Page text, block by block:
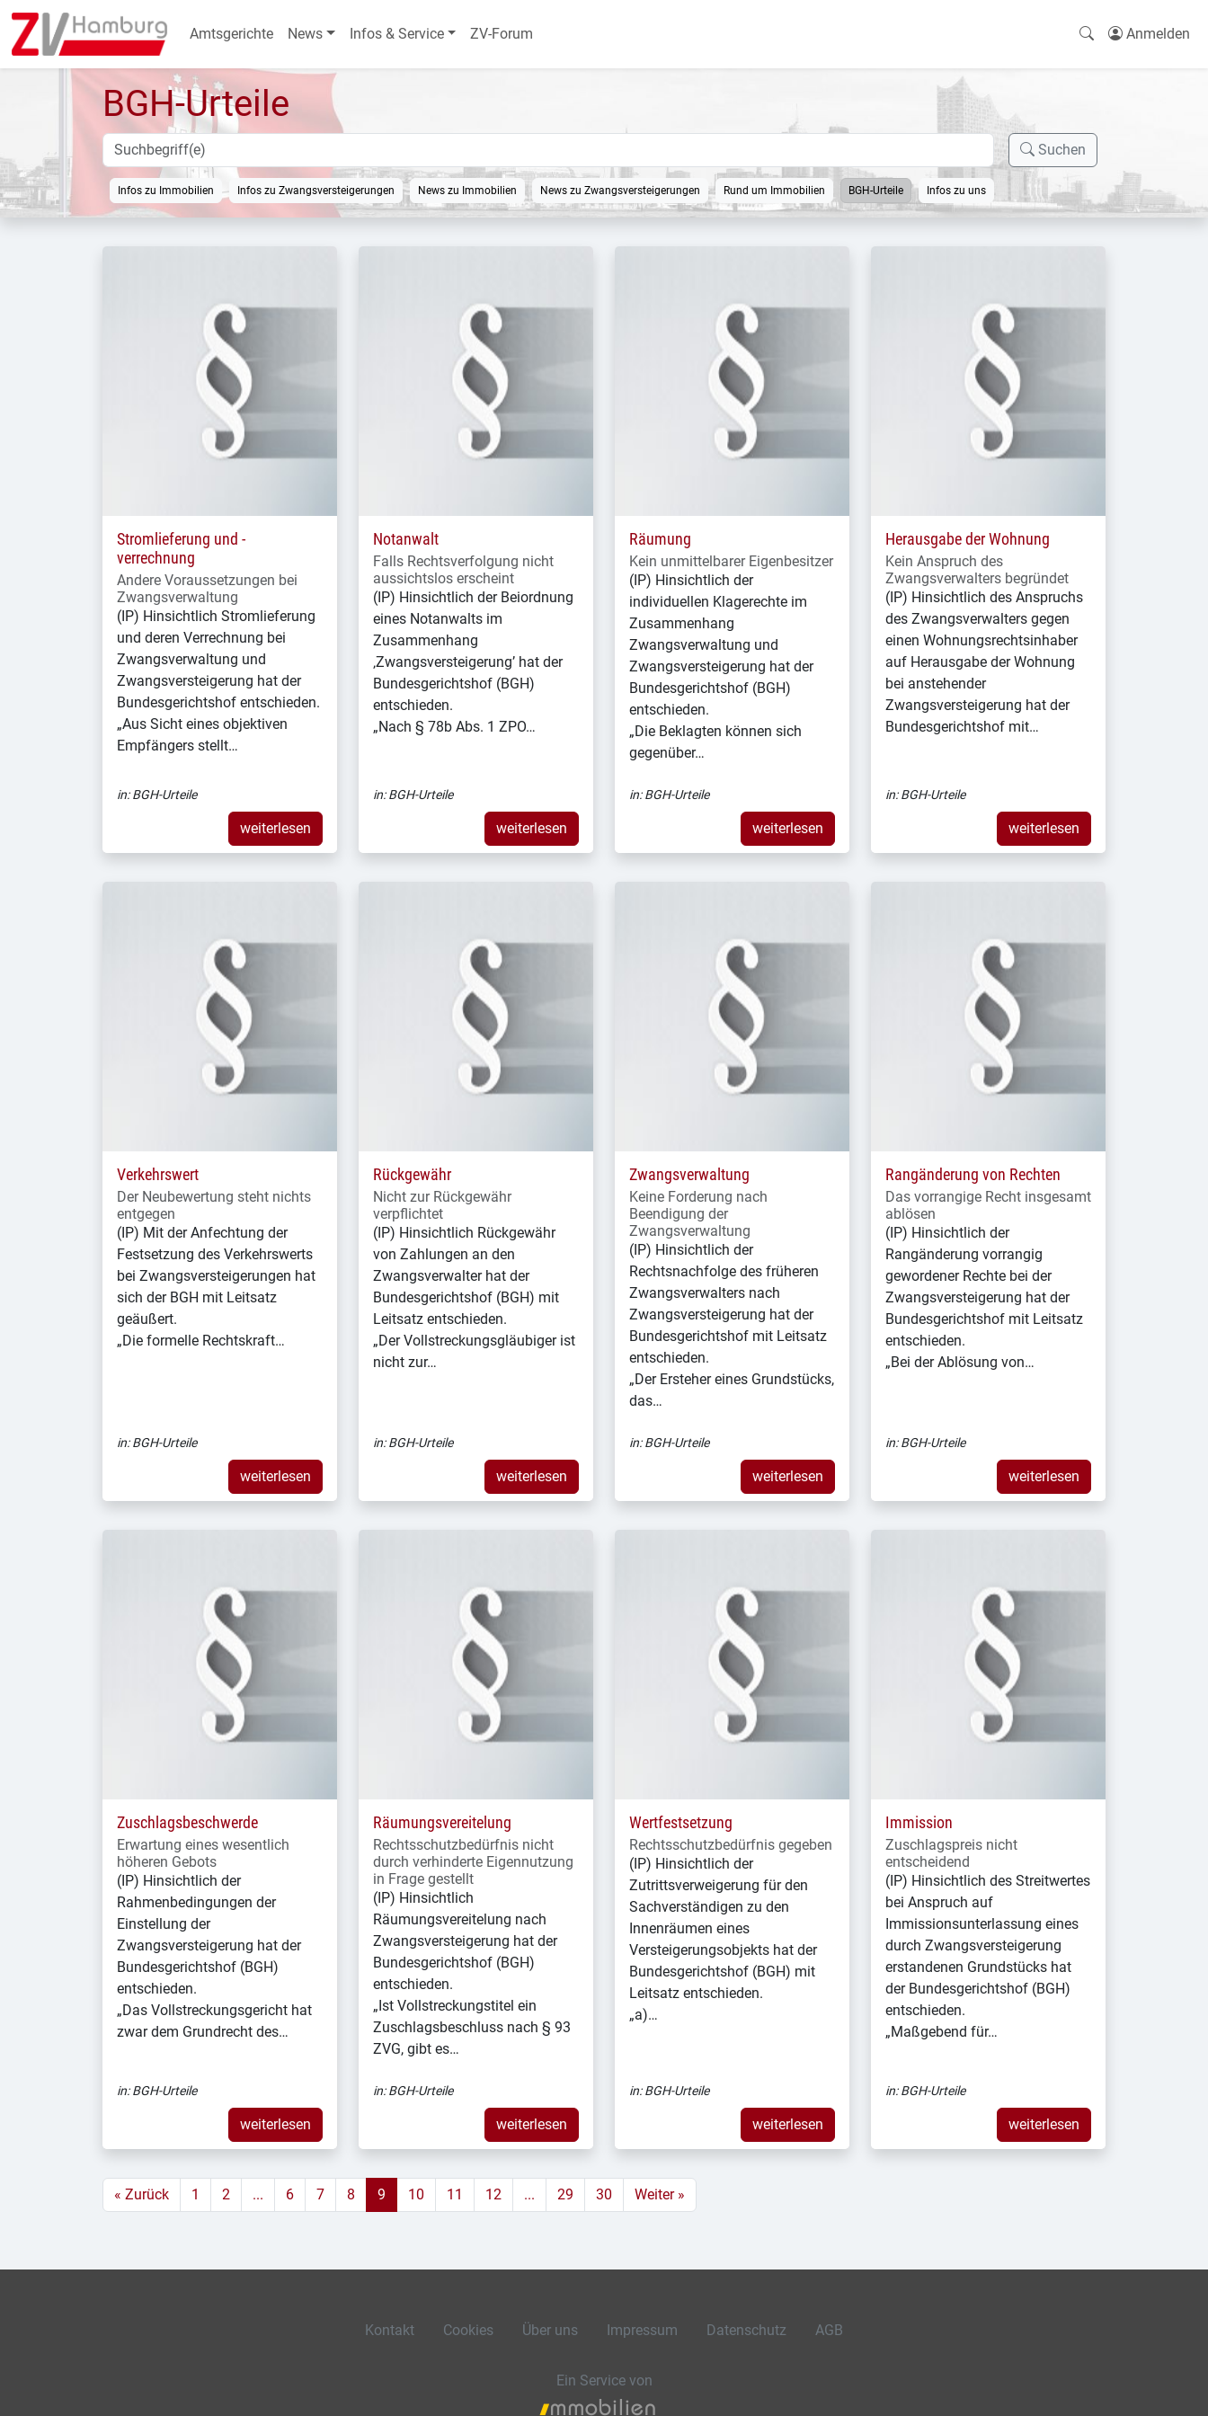
Amtsgerichte News Infos & Service ZV-Forum Anmelden
BGH-Urteile
Infos zu Immobilien Infos zu Zwangsversteigerungen News zu Immobilien News zu Zwangsversteigerungen Rund um Immobilien BGH-Urteile Infos zu uns
Suchen
Stromlieferung und -
verrechnung
Andere Voraussetzungen bei
Zwangsverwaltung
(IP) Hinsichtlich Stromlieferung
und deren Verrechnung bei
Zwangsverwaltung und
Zwangsversteigerung hat der
Bundesgerichtshof entschieden.
„Aus Sicht eines objektiven
Empfängers stellt…
in:BGH-Urteile
weiterlesen
Notanwalt
Falls Rechtsverfolgung nicht
aussichtslos erscheint
(IP) Hinsichtlich der Beiordnung
eines Notanwalts im
Zusammenhang
‚Zwangsversteigerung’ hat der
Bundesgerichtshof (BGH)
entschieden.
„Nach § 78b Abs. 1 ZPO…
in:BGH-Urteile
weiterlesen
Räumung
Kein unmittelbarer Eigenbesitzer
(IP) Hinsichtlich der
individuellen Klagerechte im
Zusammenhang
Zwangsverwaltung und
Zwangsversteigerung hat der
Bundesgerichtshof (BGH)
entschieden.
„Die Beklagten können sich
gegenüber…
in:BGH-Urteile
weiterlesen
Herausgabe der Wohnung
Kein Anspruch des
Zwangsverwalters begründet
(IP) Hinsichtlich des Anspruchs
des Zwangsverwalters gegen
einen Wohnungsrechtsinhaber
auf Herausgabe der Wohnung
bei anstehender
Zwangsversteigerung hat der
Bundesgerichtshof mit…
in:BGH-Urteile
weiterlesen
Verkehrswert
Der Neubewertung steht nichts
entgegen
(IP) Mit der Anfechtung der
Festsetzung des Verkehrswerts
bei Zwangsversteigerungen hat
sich der BGH mit Leitsatz
geäußert.
„Die formelle Rechtskraft…
in:BGH-Urteile
weiterlesen
Rückgewähr
Nicht zur Rückgewähr
verpflichtet
(IP) Hinsichtlich Rückgewähr
von Zahlungen an den
Zwangsverwalter hat der
Bundesgerichtshof (BGH) mit
Leitsatz entschieden.
„Der Vollstreckungsgläubiger ist
nicht zur…
in:BGH-Urteile
weiterlesen
Zwangsverwaltung
Keine Forderung nach
Beendigung der
Zwangsverwaltung
(IP) Hinsichtlich der
Rechtsnachfolge des früheren
Zwangsverwalters nach
Zwangsversteigerung hat der
Bundesgerichtshof mit Leitsatz
entschieden.
„Der Ersteher eines Grundstücks,
das…
in:BGH-Urteile
weiterlesen
Rangänderung von Rechten
Das vorrangige Recht insgesamt
ablösen
(IP) Hinsichtlich der
Rangänderung vorrangig
gewordener Rechte bei der
Zwangsversteigerung hat der
Bundesgerichtshof mit Leitsatz
entschieden.
„Bei der Ablösung von…
in:BGH-Urteile
weiterlesen
Zuschlagsbeschwerde
Erwartung eines wesentlich
höheren Gebots
(IP) Hinsichtlich der
Rahmenbedingungen der
Einstellung der
Zwangsversteigerung hat der
Bundesgerichtshof (BGH)
entschieden.
„Das Vollstreckungsgericht hat
zwar dem Grundrecht des…
in:BGH-Urteile
weiterlesen
Räumungsvereitelung
Rechtsschutzbedürfnis nicht
durch verhinderte Eigennutzung
in Frage gestellt
(IP) Hinsichtlich
Räumungsvereitelung nach
Zwangsversteigerung hat der
Bundesgerichtshof (BGH)
entschieden.
„Ist Vollstreckungstitel ein
Zuschlagsbeschluss nach § 93
ZVG, gibt es…
in:BGH-Urteile
weiterlesen
Wertfestsetzung
Rechtsschutzbedürfnis gegeben
(IP) Hinsichtlich der
Zutrittsverweigerung für den
Sachverständigen zu den
Innenräumen eines
Versteigerungsobjekts hat der
Bundesgerichtshof (BGH) mit
Leitsatz entschieden.
„a)…
in:BGH-Urteile
weiterlesen
Immission
Zuschlagspreis nicht
entscheidend
(IP) Hinsichtlich des Streitwertes
bei Anspruch auf
Immissionsunterlassung eines
durch Zwangsversteigerung
erstandenen Grundstücks hat
der Bundesgerichtshof (BGH)
entschieden.
„Maßgebend für…
in:BGH-Urteile
weiterlesen
« Zurück 1 2 ... 6 7 8 9 10 11 12 ... 29 30 Weiter »
Kontakt Cookies Über uns Impressum Datenschutz AGB
Ein Service von